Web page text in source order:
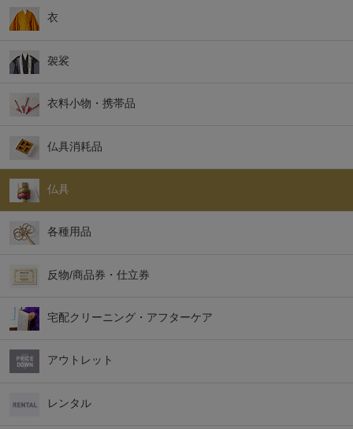
衣
袈裟
衣料小物・携帯品
仏具消耗品
仏具
各種用品
反物/商品券・仕立券
宅配クリーニング・アフターケア
アウトレット
レンタル